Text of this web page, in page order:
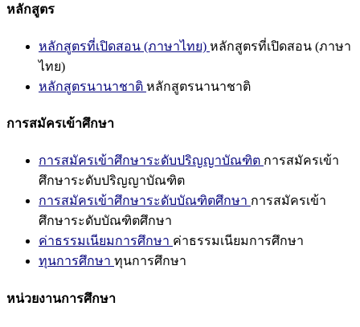
หลักสูตร
หลักสูตรที่เปิดสอน (ภาษาไทย) หลักสูตรที่เปิดสอน (ภาษา
ไทย)
หลักสูตรนานาชาติ หลักสูตรนานาชาติ
การสมัครเข้าศึกษา
การสมัครเข้าศึกษาระดับปริญญาบัณฑิต การสมัครเข้า
ศึกษาระดับปริญญาบัณฑิต
การสมัครเข้าศึกษาระดับบัณฑิตศึกษา การสมัครเข้า
ศึกษาระดับบัณฑิตศึกษา
ค่าธรรมเนียมการศึกษา ค่าธรรมเนียมการศึกษา
ทุนการศึกษา ทุนการศึกษา
หน่วยงานการศึกษา